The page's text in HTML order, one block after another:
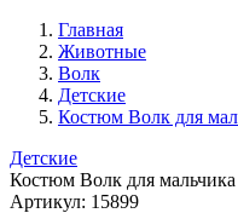
Главная
Животные
Волк
Детские
Костюм Волк для
Детские
Костюм Волк для мальчика
Артикул: 15899